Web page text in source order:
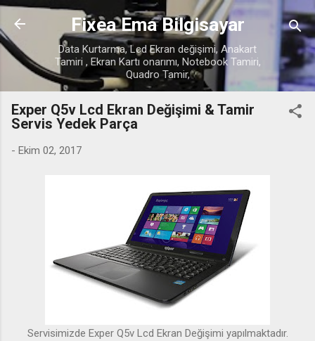
Ana içeriğe atla
Fixea Ema Bilgisayar
Data Kurtarma, Lcd Ekran değişimi, Anakart
Tamiri , Ekran Kartı onarımı, Notebook Tamiri,
Quadro Tamir,
Exper Q5v Lcd Ekran Değişimi & Tamir
Servis Yedek Parça
- Ekim 02, 2017
Servisimizde Exper Q5v Lcd Ekran Değişimi yapılmaktadır.